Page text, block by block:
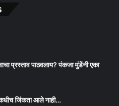
प्रस्ताव पाठवलाय? पंकजा मुंडेंनी एका
जिंकता आले नाही…